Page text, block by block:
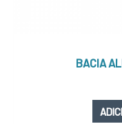
BACIA